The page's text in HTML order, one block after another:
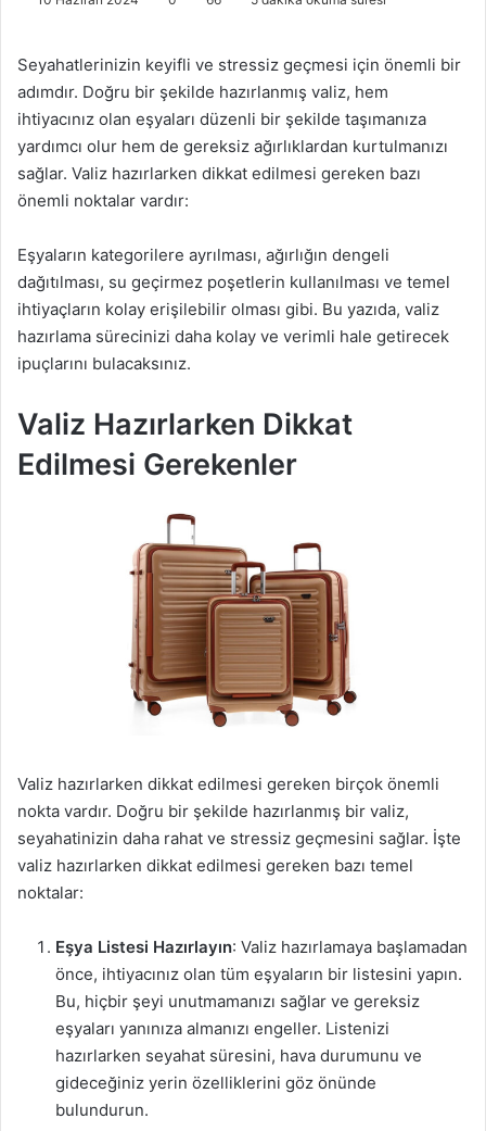
Seyahatlerinizin keyifli ve stressiz geçmesi için önemli bir
adımdır. Doğru bir şekilde hazırlanmış valiz, hem
ihtiyacınız olan eşyaları düzenli bir şekilde taşımanıza
yardımcı olur hem de gereksiz ağırlıklardan kurtulmanızı
sağlar. Valiz hazırlarken dikkat edilmesi gereken bazı
önemli noktalar vardır:
Eşyaların kategorilere ayrılması, ağırlığın dengeli
dağıtılması, su geçirmez poşetlerin kullanılması ve temel
ihtiyaçların kolay erişilebilir olması gibi. Bu yazıda, valiz
hazırlama sürecinizi daha kolay ve verimli hale getirecek
ipuçlarını bulacaksınız.
Valiz Hazırlarken Dikkat
Edilmesi Gerekenler
Valiz hazırlarken dikkat edilmesi gereken birçok önemli
nokta vardır. Doğru bir şekilde hazırlanmış bir valiz,
seyahatinizin daha rahat ve stressiz geçmesini sağlar. İşte
valiz hazırlarken dikkat edilmesi gereken bazı temel
noktalar:
Eşya Listesi Hazırlayın: Valiz hazırlamaya başlamadan
önce, ihtiyacınız olan tüm eşyaların bir listesini yapın.
Bu, hiçbir şeyi unutmamanızı sağlar ve gereksiz
eşyaları yanınıza almanızı engeller. Listenizi
hazırlarken seyahat süresini, hava durumunu ve
gideceğiniz yerin özelliklerini göz önünde
bulundurun.